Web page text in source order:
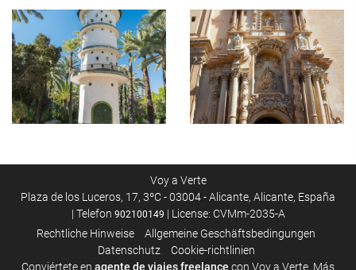
Voy a Verte
Plaza de los Luceros, 17, 3ºC - 03004 - Alicante, Alicante, España
| Telefon 902100149 | License: CVMm-2035-A
Rechtliche Hinweise
Allgemeine Geschäftsbedingungen
Datenschutz
Cookie-richtlinien
Conviértete en agente de viajes freelance con Voy a Verte. Más